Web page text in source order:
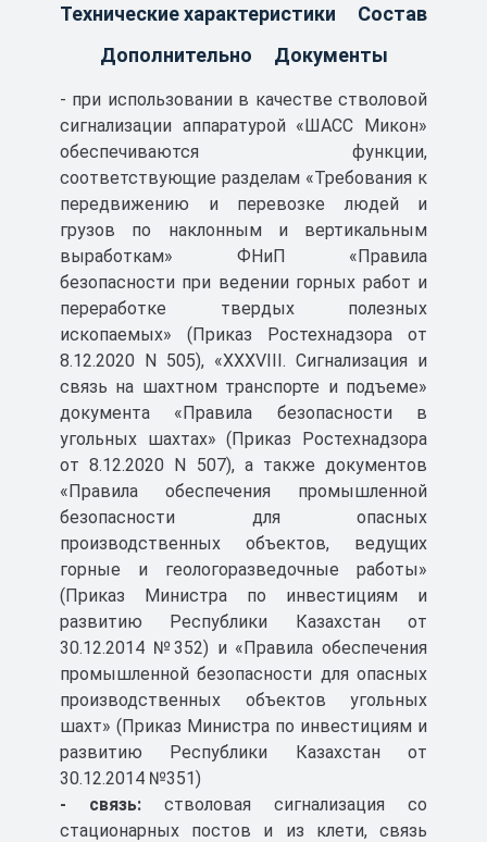
сигналов и сообщений в аварийных
- осуществления всех необходимых
блокировок;
- хранения текстовых сообщений,
информации о параметрах и состоянии
оборудования;
- отображения текущих и архивных данных в
удобной для восприятия форме;
- взаимодействия с контроллером
подъемной машины.
Область применения
наземные помещения и подземные
выработки шахт и рудников, в том числе
опасные по газу (метану), пыли и внезапным
выбросам в соответствии с отраслевыми
правилами безопасности и Техническим
регламентом таможенного союза ТР ТС
012/2011 «О безопасности оборудования для
работы во взрывоопасных средах».
Технические характеристики
Состав
Дополнительно
Документы
- при использовании в качестве стволовой
сигнализации аппаратурой «ШАСС Микон»
обеспечиваются функции,
соответствующие разделам «Требования к
передвижению и перевозке людей и
грузов по наклонным и вертикальным
выработкам» ФНиП «Правила
безопасности при ведении горных работ и
переработке твердых полезных
ископаемых» (Приказ Ростехнадзора от
8.12.2020 N 505), «XXXVIII. Сигнализация и
связь на шахтном транспорте и подъеме»
документа «Правила безопасности в
угольных шахтах» (Приказ Ростехнадзора
от 8.12.2020 N 507), а также документов
«Правила обеспечения промышленной
безопасности для опасных
производственных объектов, ведущих
горные и геологоразведочные работы»
(Приказ Министра по инвестициям и
развитию Республики Казахстан от
30.12.2014 №352) и «Правила обеспечения
промышленной безопасности для опасных
производственных объектов угольных
шахт» (Приказ Министра по инвестициям и
развитию Республики Казахстан от
30.12.2014 №351)
- связь: стволовая сигнализация со
стационарных постов и из клети, связь
Декларация о соответствии
Скачать
1 МБ
ШАСС СЕРТИФИКАТ РН
Скачать
419 КБ
ШАСС Разрешение Казахстан
Скачать
Сертификат соответствия ТР
ТС 012/2011 Система
ШАСС Микон
Скачать
5 МБ